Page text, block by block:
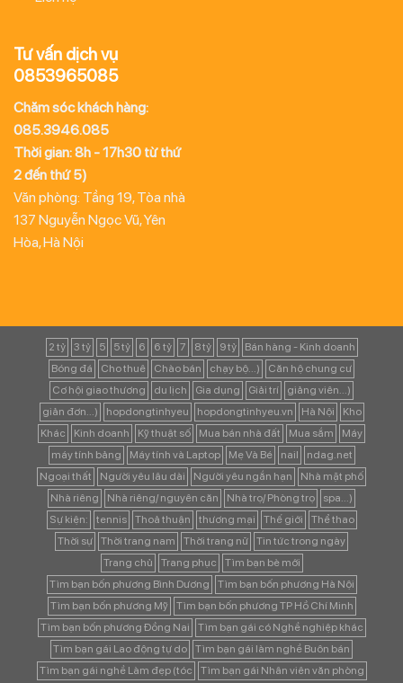
Tư vấn dịch vụ
0853965085
Chăm sóc khách hàng:
085.3946.085
Thời gian: 8h - 17h30 từ thứ
2 đến thứ 5)
Văn phòng: Tầng 19, Tòa nhà
137 Nguyễn Ngọc Vũ, Yên
Hòa, Hà Nội
2 tỷ 3 tỷ 5 5 tỷ 6 6 tỷ 7 8 tỷ 9 tỷ
Bán hàng - Kinh doanh
Bóng đá
Cho thuê Chào bán chạy bộ...)
Căn hộ chung cư
Cơ hội giao thương
du lịch Gia dụng Giải trí
giảng viên...)
giản đơn...)
hopdongtinhyeu hopdongtinhyeu.vn Hà Nội
Kho
Khác
Kinh doanh Kỹ thuật số Mua bán nhà đất Mua sắm
Máy
máy tính bảng
Máy tính và Laptop Mẹ Và Bé nail
ndag.net
Ngoại thất
Người yêu lâu dài Người yêu ngắn hạn
Nhà mặt phố
Nhà riêng
Nhà riêng/ nguyên căn Nhà trọ/ Phòng trọ
spa...)
Sự kiện:
tennis Thoả thuận thương mại Thế giới
Thể thao
Thời sự
Thời trang nam Thời trang nữ
Tin tức trong ngày
Trang chủ
Trang phục
Tìm bạn bè mới
Tìm bạn bốn phương Bình Dương
Tìm bạn bốn phương Hà Nội
Tìm bạn bốn phương Mỹ
Tìm bạn bốn phương TP Hồ Chí Minh
Tìm bạn bốn phương Đồng Nai
Tìm bạn gái có Nghề nghiệp khác
Tìm bạn gái Lao động tự do
Tìm bạn gái làm nghề Buôn bán
Tìm bạn gái nghề Làm đẹp (tóc
Tìm bạn gái Nhân viên văn phòng